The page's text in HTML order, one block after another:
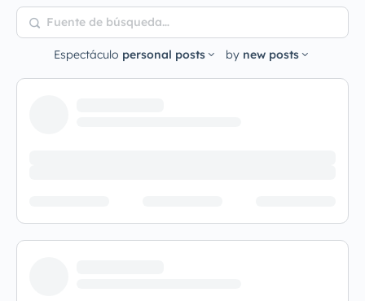
Fuente
de
búsqueda…
Espectáculo personal posts by new posts